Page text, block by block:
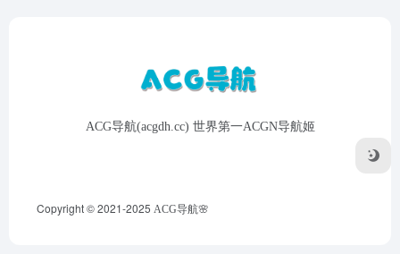
ACG导航(acgdh.cc) 世界第一ACGN导航姬
Copyright © 2021-2025 ACG导航🌸